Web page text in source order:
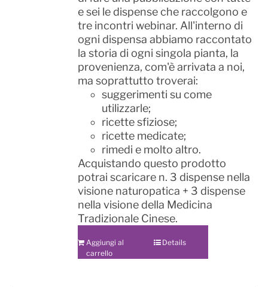
e sei le dispense che raccolgono e
tre incontri webinar. All'interno di
ogni dispensa abbiamo raccontato
la storia di ogni singola pianta, la
provenienza, com'è arrivata a noi,
ma soprattutto troverai:
suggerimenti su come
utilizzarle;
ricette sfiziose;
ricette medicate;
rimedi e molto altro.
Acquistando questo prodotto
potrai scaricare n. 3 dispense nella
visione naturopatica + 3 dispense
nella visione della Medicina
Tradizionale Cinese.
Aggiungi al
carrello
Details